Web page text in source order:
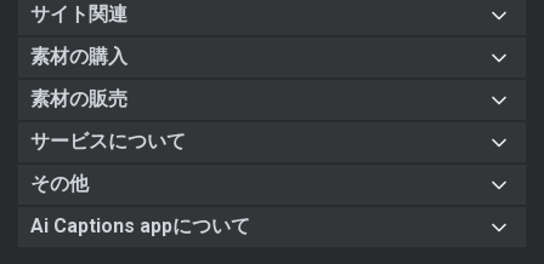
サイト関連
素材の購入
素材の販売
サービスについて
その他
Ai Captions appについて